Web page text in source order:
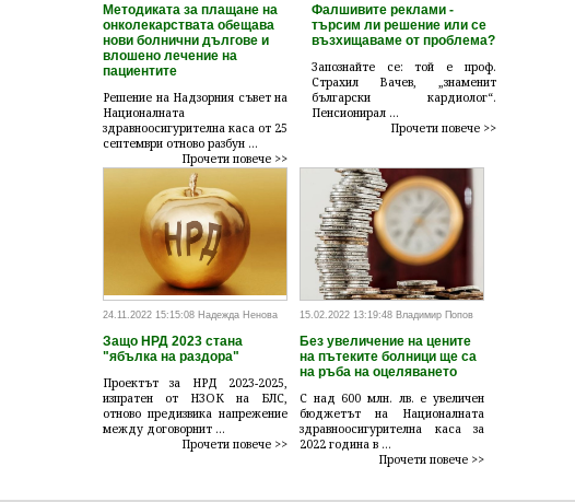
Методиката за плащане на
онколекарствата обещава
нови болнични дългове и
влошено лечение на
пациентите
Решение на Надзорния съвет на
Националната
здравноосигурителна каса от 25
септември отново разбун ...
Прочети повече >>
Фалшивите реклами -
търсим ли решение или се
възхищаваме от проблема?
Запознайте се: той е проф.
Страхил Вачев, „знаменит
български кардиолог“.
Пенсионирал ...
Прочети повече >>
24.11.2022 15:15:08 Надежда Ненова
Защо НРД 2023 стана
"ябълка на раздора"
Проектът за НРД 2023-2025,
изпратен от НЗОК на БЛС,
отново предизвика напрежение
между договорнит ...
Прочети повече >>
15.02.2022 13:19:48 Владимир Попов
Без увеличение на цените
на пътеките болници ще са
на ръба на оцеляването
С над 600 млн. лв. е увеличен
бюджетът на Националната
здравноосигурителна каса за
2022 година в ...
Прочети повече >>